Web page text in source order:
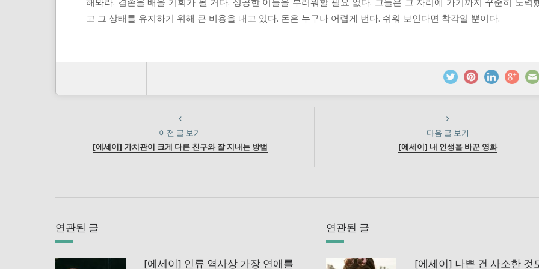
고 그 상태를 유지하기 위해 큰 비용을 내고 있다. 돈은 누구나 어렵게 번다. 쉬워 보인다면 착각일 뿐이다.
이전 글 보기
[에세이] 가치관이 크게 다른 친구와 잘 지내는 방법
다음 글 보기
[에세이] 내 인생을 바꾼 영화
연관된 글
[에세이] 인류 역사상 가장 연애를
연관된 글
[에세이] 나쁜 건 사소한 것